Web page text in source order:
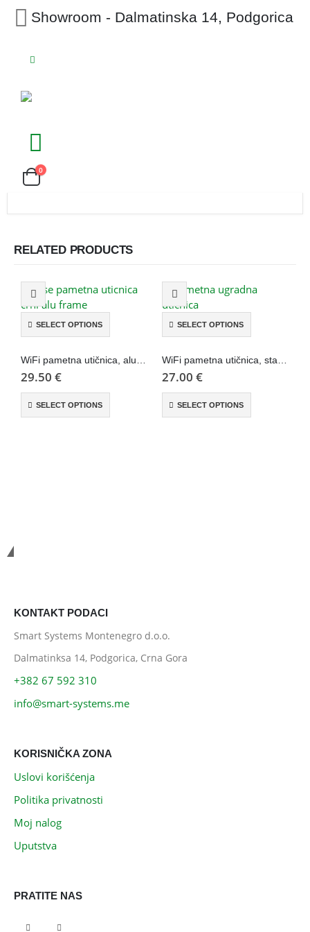
Showroom - Dalmatinska 14, Podgorica
0
RELATED PRODUCTS
SELECT OPTIONS
29.50 €
SELECT OPTIONS
SELECT OPTIONS
27.00 €
SELECT OPTIONS
KONTAKT PODACI
Smart Systems Montenegro d.o.o.
Dalmatinksa 14, Podgorica, Crna Gora
+382 67 592 310
info@smart-systems.me
KORISNIČKA ZONA
Uslovi korišćenja
Politika privatnosti
Moj nalog
Uputstva
PRATITE NAS